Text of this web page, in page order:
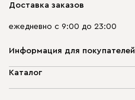
Доставка заказов
ежедневно с 9:00 до 23:00
Информация для покупателей
О компании
Каталог